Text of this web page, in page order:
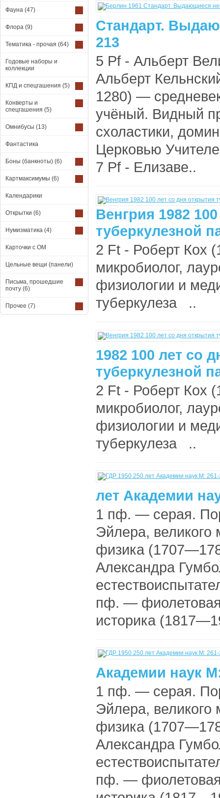
Фауна (47)
Флора (9)
Тематика - прочая (64)
Годовые наборы и
коллекции
КПД и спецгашения (5)
Конверты и
спецгашения (5)
Омнибусы (13)
Фантастика
Боны (банкноты) (6)
Картмаксимумы (6)
Календарики
Открытки (6)
Нумизматика (4)
Карточки с ОМ
Цельные вещи (панели)
Письма, прошедшие
почту (6)
Прочее (7)
Стандарт.
213
5 Pf - Альберт
Альберт
1280) —
учёный. Видный
схоластики,
Церковью
7 Pf - Елизаве..
Венгрия 1982
туберкулезной
2 Ft - Роберт Кох
микробиолог,
физиологии и
туберкулеза ..
1982 100 лет со
туберкулезной
2 Ft - Роберт Кох
микробиолог,
физиологии и
туберкулеза ..
лет Академии
1 пф. — серая.
Эйлера, великого
физика
Александра
пф. —
историка
Академии наук
1 пф. — серая.
Эйлера, великого
физика
Александра
пф. —